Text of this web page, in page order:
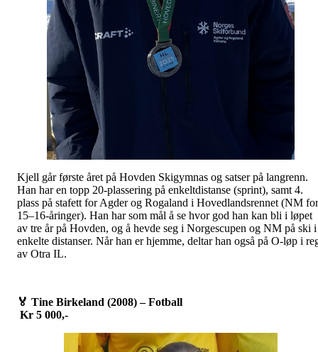
Kjell går første året på Hovden Skigymnas og satser på langrenn.
Han har en topp 20-plassering på enkeltdistanse (sprint), samt 4.
plass på stafett for Agder og Rogaland i Hovedlandsrennet (NM for
15–16-åringer). Han har som mål å se hvor god han kan bli i løpet
av tre år på Hovden, og å hevde seg i Norgescupen og NM på ski i
enkelte distanser. Når han er hjemme, deltar han også på O-løp i
av Otra IL.
🏅 Tine Birkeland (2008) – Fotball
Kr 5 000,-